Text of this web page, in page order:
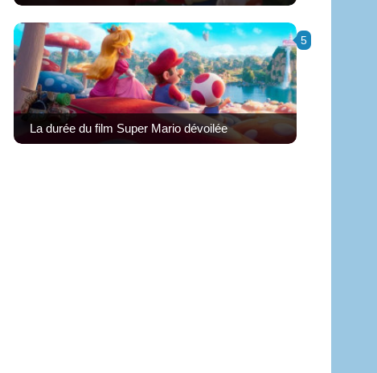
5
La durée du film Super Mario dévoilée